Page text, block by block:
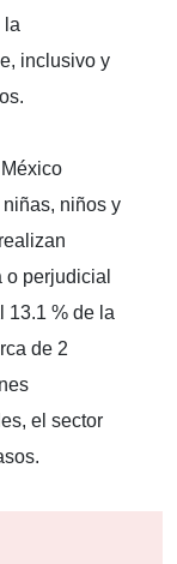
la
inclusivo y
niños y
perjudicial
13.1 % de la
de 2
el sector